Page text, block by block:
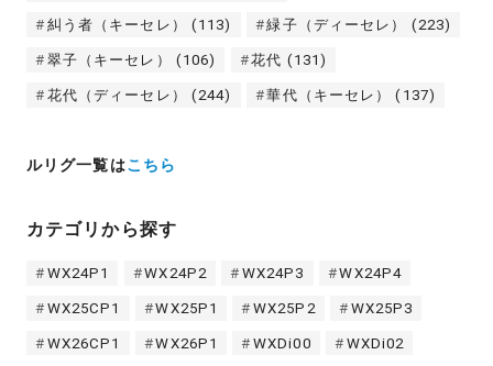
糾う者（キーセレ） (113) 緑子（ディーセレ） (223)
翠子（キーセレ） (106) 花代 (131)
花代（ディーセレ） (244) 華代（キーセレ） (137)
ルリグ一覧はこちら
カテゴリから探す
WX24P1 WX24P2 WX24P3 WX24P4
WX25CP1 WX25P1 WX25P2 WX25P3
WX26CP1 WX26P1 WXDi00 WXDi02